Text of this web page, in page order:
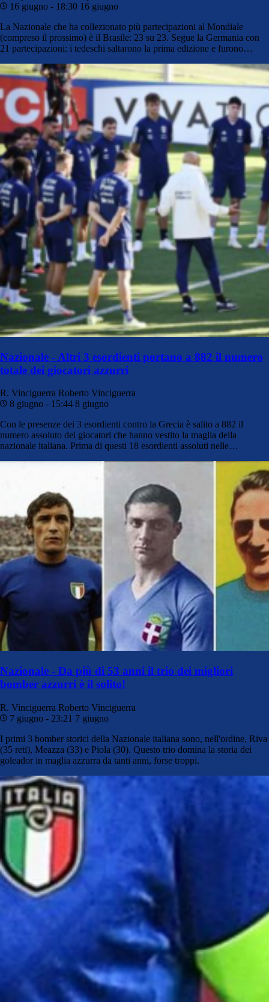
16 giugno - 18:30 16 giugno
La Nazionale che ha collezionato più partecipazioni al Mondiale
(compreso il prossimo) è il Brasile: 23 su 23. Segue la Germania con
21 partecipazioni: i tedeschi saltarono la prima edizione e furono…
Nazionale - Altri 3 esordienti portano a 882 il numero
totale dei giocatori azzurri
R. Vinciguerra Roberto Vinciguerra
8 giugno - 15:44 8 giugno
Con le presenze dei 3 esordienti contro la Grecia è salito a 882 il
numero assoluto dei giocatori che hanno vestito la maglia della
nazionale italiana. Prima di questi 18 esordienti assoluti nelle…
Nazionale - Da più di 53 anni il trio dei migliori
bomber azzurri è il solito!
R. Vinciguerra Roberto Vinciguerra
7 giugno - 23:21 7 giugno
I primi 3 bomber storici della Nazionale italiana sono, nell'ordine, Riva
(35 reti), Meazza (33) e Piola (30). Questo trio domina la storia dei
goleador in maglia azzurra da tanti anni, forse troppi.